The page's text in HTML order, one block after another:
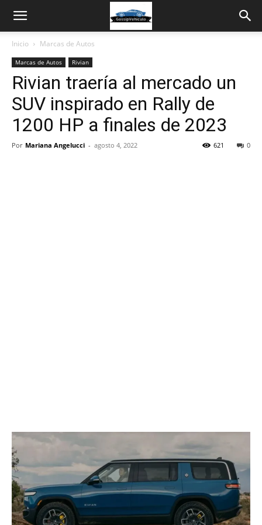
Inicio Marcas de Autos
Marcas de Autos Rivian
Rivian traería al mercado un
SUV inspirado en Rally de
1200 HP a finales de 2023
Por Mariana Angelucci - agosto 4, 2022 0
621